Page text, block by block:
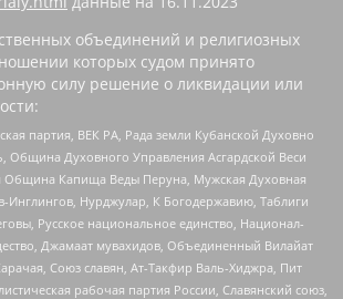
объединений и религиозных
которых судом принято
силу решение о ликвидации или
партия, ВЕК РА, Рада земли Кубанской Духовно
Община Духовного Управления Асгардской Веси
Община Капища Веды Перуна, Мужская Духовная
Инглингов, Нурджулар, К Богодержавию, Таблиги
Русское национальное единство, Национал-
Джамаат мувахидов, Объединенный Вилайат
Союз славян, Ат-Такфир Валь-Хиджра, Пит
рабочая партия России, Славянский союз,